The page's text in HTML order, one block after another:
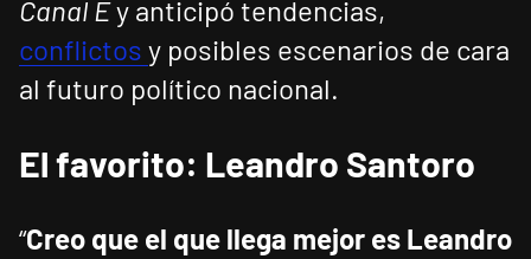
Canal Ey anticipó tendencias,
conflictos y posibles escenarios de cara
al futuro político nacional.
El favorito: Leandro Santoro
“Creo que el que llega mejor es Leandro